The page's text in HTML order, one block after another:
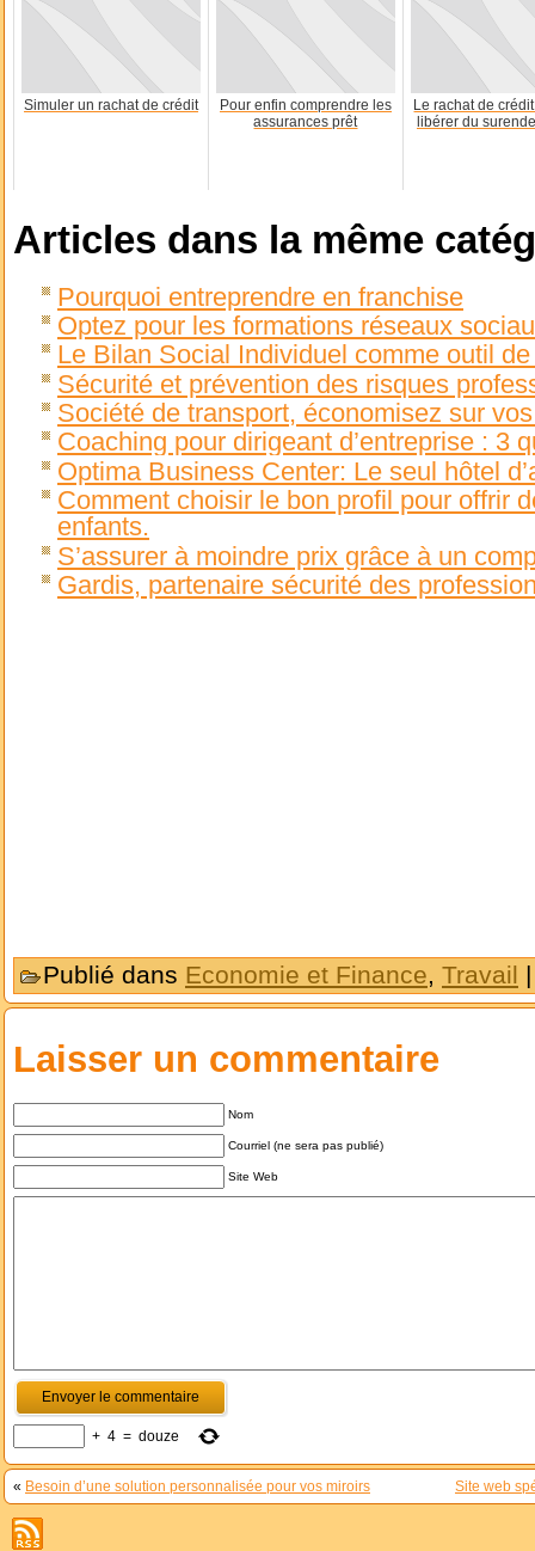
Simuler un rachat de crédit
Pour enfin comprendre les
assurances prêt
Le rachat de
libérer du
Articles dans la même
Pourquoi entreprendre en franchise
Optez pour les formations réseaux
Le Bilan Social Individuel comme outil
Sécurité et prévention des risques
Société de transport, économisez sur
Coaching pour dirigeant d’entreprise : 3
Optima Business Center: Le seul hôtel
Comment choisir le bon profil pour offrir
enfants.
S’assurer à moindre prix grâce à un
Gardis, partenaire sécurité des
Publié dans Economie et Finance, Travail
Laisser un commentaire
Nom
Courriel (ne sera pas publié)
Site Web
+ 4 = douze
« Besoin d’une solution personnalisée pour vos miroirs Site web